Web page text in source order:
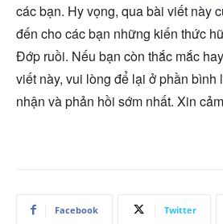
các bạn. Hy vọng, qua bài viết này
đến cho các bạn những kiến thức
Đớp ruồi. Nếu bạn còn thắc mắc
viết này, vui lòng để lại ở phần bình
nhận và phản hồi sớm nhất. Xin
Facebook Twitter